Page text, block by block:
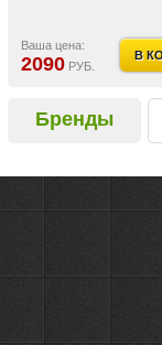
Ваша цена:
2090 РУБ.
В
Бренды